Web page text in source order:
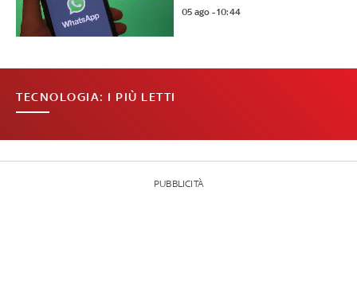
05 ago - 10:44
TECNOLOGIA: I PIÙ LETTI
PUBBLICITÀ